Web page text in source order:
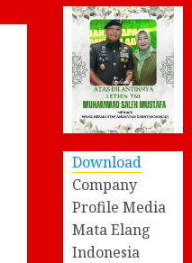
Download
Company
Profile Media
Mata Elang
Indonesia